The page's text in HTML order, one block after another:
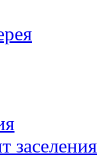
заселения